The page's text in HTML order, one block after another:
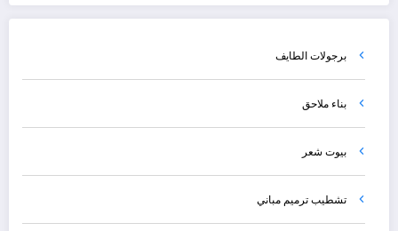
برجولات الطايف
بناء ملاحق
بيوت شعر
تشطيب ترميم مباني